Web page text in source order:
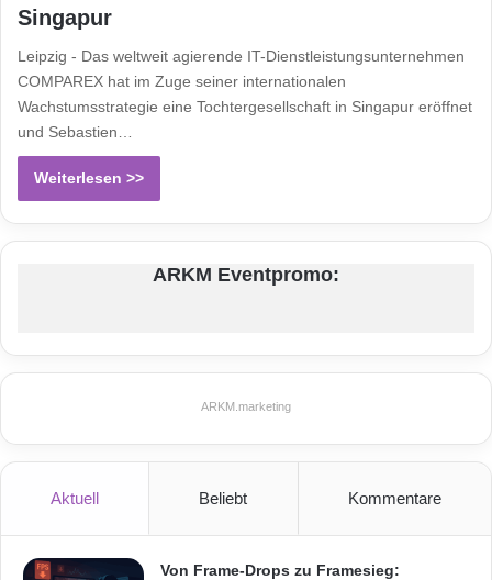
Singapur
Leipzig - Das weltweit agierende IT-Dienstleistungsunternehmen
COMPAREX hat im Zuge seiner internationalen
Wachstumsstrategie eine Tochtergesellschaft in Singapur eröffnet
und Sebastien…
Weiterlesen >>
ARKM Eventpromo:
ARKM.marketing
Aktuell Beliebt Kommentare
Von Frame-Drops zu Framesieg: